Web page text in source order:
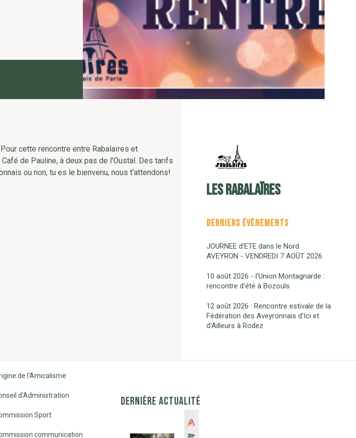
Les Rabalaïres
DERNIERS ÉVÈNEMENTS
JOURNEE d’ETE dans le Nord
AVEYRON - VENDREDI 7 AOÛT 2026
10 août 2026 - l'Union Montagnarde :
rencontre d'été à Bozouls
12 août 2026 : Rencontre estivale de la
Fédération des Aveyronnais d'Ici et
d'Ailleurs à Rodez
cette rencontre entre Rabalaïres et
de Pauline, à deux pas de l'Oustal. Des tarifs
ou non, tu es le bienvenu, nous t'attendons!
de l'Amicalisme
d'Administration
Sport
communication
DERNIÈRE ACTUALITÉ